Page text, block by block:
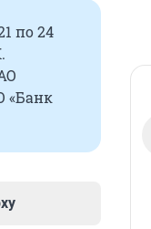
по 24
«Банк